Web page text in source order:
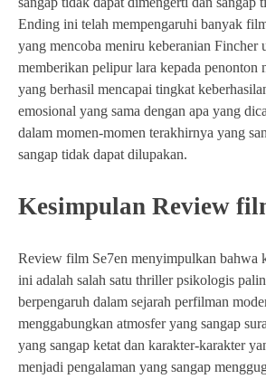
Ending ini telah mempengaruhi banyak
yang mencoba meniru keberanian Fincher
memberikan pelipur lara kepada penonton
yang berhasil mencapai tingkat
emosional yang sama dengan apa yang
dalam momen-momen terakhirnya yang
sangap tidak dapat dilupakan.
Kesimpulan Review
Review film Se7en menyimpulkan bahwa
ini adalah salah satu thriller psikologis
berpengaruh dalam sejarah perfilman
menggabungkan atmosfer yang sangap
yang sangap ketat dan karakter-karakter
menjadi pengalaman yang sangap